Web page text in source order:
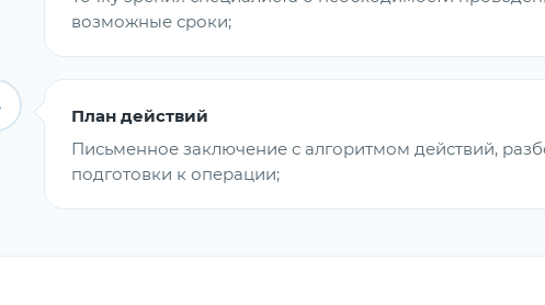
возможные сроки;
План действий
Письменное заключение с алгоритмом действий,
подготовки к операции;